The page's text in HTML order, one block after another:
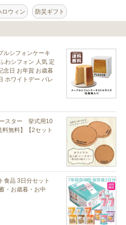
ロウィン 防災ギフト
シフォンケーキ
わシフォン 人気 定
念日 お年賀 お歳暮
ホワイトデー バレ
ースター 挙式用10
無料】【2セット
食品 3日分セット
・お歳暮・お中